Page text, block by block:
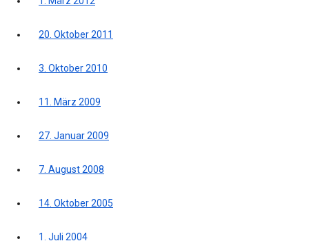
20. Oktober 2011
3. Oktober 2010
11. März 2009
27. Januar 2009
7. August 2008
14. Oktober 2005
1. Juli 2004